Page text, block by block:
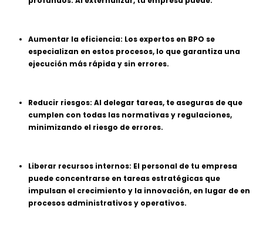
Aumentar la eficiencia: Los expertos en BPO se
especializan en estos procesos, lo que garantiza una
ejecución más rápida y sin errores.
Reducir riesgos: Al delegar tareas, te aseguras de que
cumplen con todas las normativas y regulaciones,
minimizando el riesgo de errores.
Liberar recursos internos: El personal de tu empresa
puede concentrarse en tareas estratégicas que
impulsan el crecimiento y la innovación, en lugar de en
procesos administrativos y operativos.